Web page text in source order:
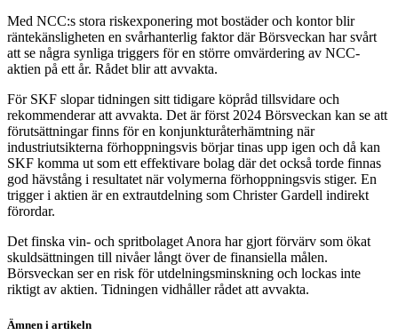
Med NCC:s stora riskexponering mot bostäder och kontor blir
räntekänsligheten en svårhanterlig faktor där Börsveckan har svårt
att se några synliga triggers för en större omvärdering av NCC-
aktien på ett år. Rådet blir att avvakta.
För SKF slopar tidningen sitt tidigare köpråd tillsvidare och
rekommenderar att avvakta. Det är först 2024 Börsveckan kan se att
förutsättningar finns för en konjunkturåterhämtning när
industriutsikterna förhoppningsvis börjar tinas upp igen och då kan
SKF komma ut som ett effektivare bolag där det också torde finnas
god hävstång i resultatet när volymerna förhoppningsvis stiger. En
trigger i aktien är en extrautdelning som Christer Gardell indirekt
förordar.
Det finska vin- och spritbolaget Anora har gjort förvärv som ökat
skuldsättningen till nivåer långt över de finansiella målen.
Börsveckan ser en risk för utdelningsminskning och lockas inte
riktigt av aktien. Tidningen vidhåller rådet att avvakta.
Ämnen i artikeln